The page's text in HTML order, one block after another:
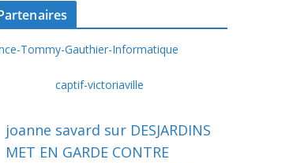
joanne savard sur DESJARDINS
MET EN GARDE CONTRE